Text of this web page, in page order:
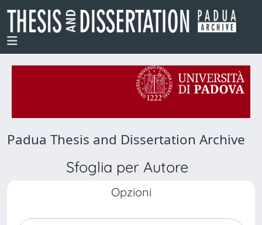
Padua Thesis and Dissertation Archive
Sfoglia per Autore
Opzioni